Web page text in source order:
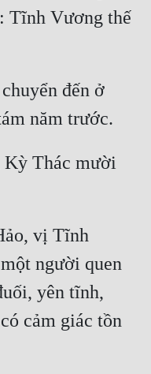
Tĩnh Vương thế
đến ở
Kỳ Thác mười
vị Tĩnh
người quen
yên tĩnh,
cảm giác tồn